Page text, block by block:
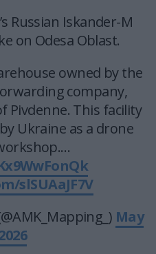
Russian Iskander-M
on Odesa Oblast.
owned by the
company,
Pivdenne. This facility
Ukraine as a drone
slSUAaJF7V
May